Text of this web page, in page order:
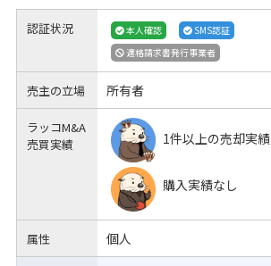
認証状況 本人確認
SMS認証
適格請求書発行事業者
売主の立場 所有者
ラッコM&A
売買実績
1件以上の売却実績
購入実績なし
属性 個人